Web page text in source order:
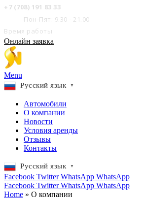
+7 (708) 191 83 33
Пон-Пят: 9.30 - 21.00
Время работы
Онлайн заявка
Menu
Русский язык ▼
Автомобили
О компании
Новости
Условия аренды
Отзывы
Контакты
Русский язык ▼
Facebook Twitter WhatsApp WhatsApp
Facebook Twitter WhatsApp WhatsApp
Home » О компании